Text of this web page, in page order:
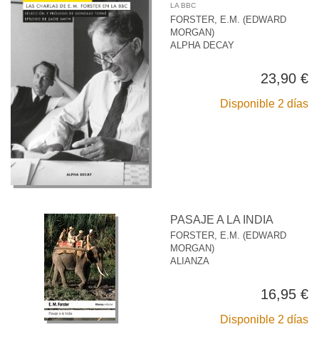
LA BBC
FORSTER, E.M. (EDWARD
MORGAN)
ALPHA DECAY
23,90 €
Disponible 2 días
PASAJE A LA INDIA
FORSTER, E.M. (EDWARD
MORGAN)
ALIANZA
16,95 €
Disponible 2 días